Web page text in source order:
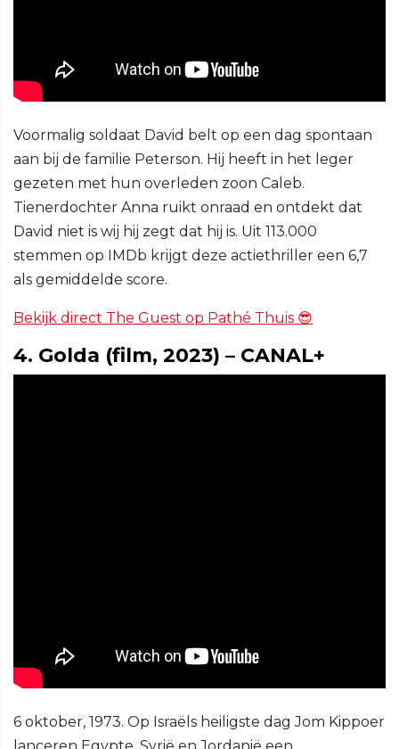
Voormalig soldaat David belt op een dag spontaan
aan bij de familie Peterson. Hij heeft in het leger
gezeten met hun overleden zoon Caleb.
Tienerdochter Anna ruikt onraad en ontdekt dat
David niet is wij hij zegt dat hij is. Uit 113.000
stemmen op IMDb krijgt deze actiethriller een 6,7
als gemiddelde score.
Bekijk direct The Guest op Pathé Thuis 😎
4. Golda (film, 2023) – CANAL+
6 oktober, 1973. Op Israëls heiligste dag Jom Kippoer